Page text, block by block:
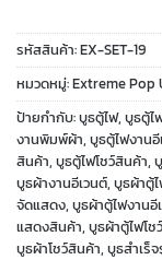
รหัสสินค้า:EX-SET-19
หมวดหมู่:Extreme Pop
ป้ายกำกับ:บูธตู้ไฟ, บูธตู้ไ
งานพิมพ์ผ้า, บูธตู้ไฟงานอี
สินค้า, บูธตู้ไฟโชว์สินค้า,
บูธผ้างานอีเวนต์, บูธผ้าตู้
จัดแสดง, บูธผ้าตู้ไฟงานอี
แสดงสินค้า, บูธผ้าตู้ไฟโช
บูธผ้าโชว์สินค้า, บูธสำเร็